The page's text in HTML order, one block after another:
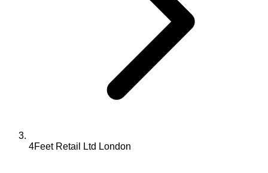
4Feet Retail Ltd London